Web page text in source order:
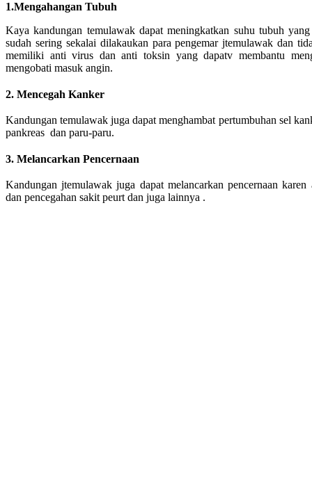
1.Mengahangan Tubuh
Kaya kandungan temulawak dapat meningkatkan suhu tubuh
sudah sering sekalai dilakaukan para pengemar jtemulawak dan
memiliki anti virus dan anti toksin yang dapatv membantu
mengobati masuk angin.
2. Mencegah Kanker
Kandungan temulawak juga dapat menghambat pertumbuhan sel
pankreas dan paru-paru.
3. Melancarkan Pencernaan
Kandungan jtemulawak juga dapat melancarkan pencernaan
dan pencegahan sakit peurt dan juga lainnya .